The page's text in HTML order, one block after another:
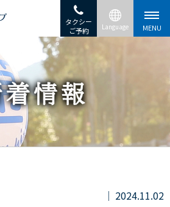
タクシー
ご予約
2024.11.02